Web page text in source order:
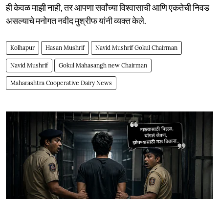
ही केवळ माझी नाही, तर आपणा सर्वांच्या विश्वासाची आणि एकतेची निवड
असल्याचे मनोगत नवीद मुश्रीफ यांनी व्यक्त केले.
Kolhapur Hasan Mushrif Navid Mushrif Gokul Chairman
Navid Mushrif Gokul Mahasangh new Chairman
Maharashtra Cooperative Dairy News